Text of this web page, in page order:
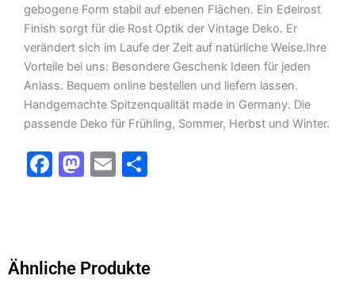
gebogene Form stabil auf ebenen Flächen. Ein Edelrost
Finish sorgt für die Rost Optik der Vintage Deko. Er
verändert sich im Laufe der Zeit auf natürliche Weise.Ihre
Vorteile bei uns: Besondere Geschenk Ideen für jeden
Anlass. Bequem online bestellen und liefern lassen.
Handgemachte Spitzenqualität made in Germany. Die
passende Deko für Frühling, Sommer, Herbst und Winter.
F
b
M
d
E
Ähnliche Produkte